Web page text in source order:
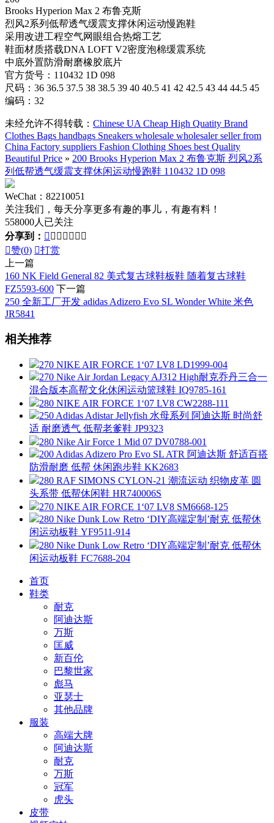
Brooks Hyperion Max 2 布鲁克斯
烈风2系列低帮透气缓震支撑休闲运动慢跑鞋
采用改进工程空气网眼组合热熔工艺
鞋面材质搭载DNA LOFT V2密度泡棉缓震系统
中底外置防滑耐磨橡胶底片
官方货号：110432 1D 098
尺码：36 36.5 37.5 38 38.5 39 40 40.5 41 42 42.5 43 44 44.5 45
编码：32
未经允许不得转载： Chinese UA Cheap High Quatity Brand
Clothes Bags handbags Sneakers wholesale wholesaler seller from
China Factory suppliers Fashion Clothing Shoes best Quality
Beautiful Price » 200 Brooks Hyperion Max 2 布鲁克斯 烈风2系
列低帮透气缓震支撑休闲运动慢跑鞋 110432 1D 098
WeChat：82210051
关注我们，每天分享更多有趣的事儿，有趣有料！
558000人已关注
分享到：       
赞(0) 打赏
上一篇
160 NK Field General 82 美式复古球鞋板鞋 随着复古球鞋
FZ5593-600 下一篇
250 全新工厂开发 adidas Adizero Evo SL Wonder White 米色
JR5841
相关推荐
270 NIKE AIR FORCE 1‘07 LV8 LD1999-004
270 Nike Air Jordan Legacy AJ312 High耐克乔丹三合一
混合版本高帮文化休闲运动篮球鞋 IQ9785-161
280 NIKE AIR FORCE 1‘07 LV8 CW2288-111
250 Adidas Adistar Jellyfish 水母系列 阿迪达斯 时尚舒
适 耐磨透气 低帮老爹鞋 JP9323
280 Nike Air Force 1 Mid 07 DV0788-001
200 Adidas Adizero Pro Evo SL ATR 阿迪达斯 舒适百搭
防滑耐磨 低帮 休闲跑步鞋 KK2683
280 RAF SIMONS CYLON-21 潮流运动 织物皮革 圆
头系带 低帮休闲鞋 HR740006S
270 NIKE AIR FORCE 1‘07 LV8 SM6668-125
280 Nike Dunk Low Retro ‘DIY高端定制’耐克 低帮休
闲运动板鞋 YF9511-914
280 Nike Dunk Low Retro ‘DIY高端定制’耐克 低帮休
闲运动板鞋 FC7688-204
首页
鞋类
耐克
阿迪达斯
万斯
匡威
新百伦
巴黎世家
彪马
亚瑟士
其他品牌
服装
高端大牌
阿迪达斯
耐克
万斯
冠军
虎头
皮带